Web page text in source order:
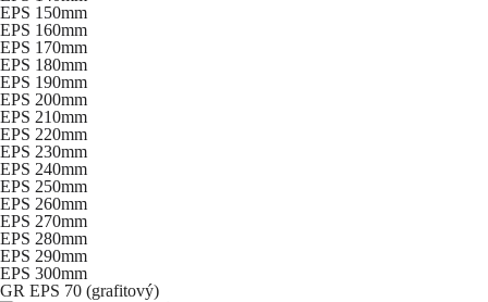
EPS 150mm
EPS 160mm
EPS 170mm
EPS 180mm
EPS 190mm
EPS 200mm
EPS 210mm
EPS 220mm
EPS 230mm
EPS 240mm
EPS 250mm
EPS 260mm
EPS 270mm
EPS 280mm
EPS 290mm
EPS 300mm
GR EPS 70 (grafitový)